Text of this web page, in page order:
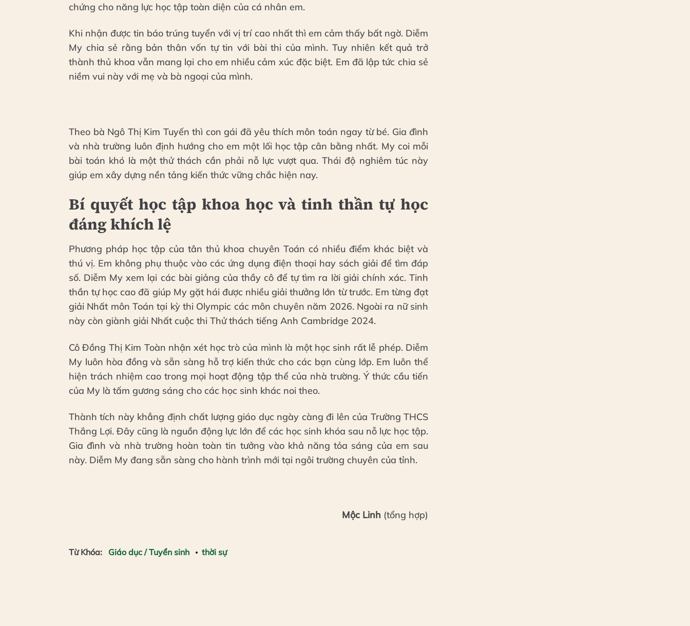
chứng cho năng lực học tập toàn diện của cá nhân em.
Khi nhận được tin báo trúng tuyển với vị trí cao nhất thì em cảm thấy bất ngờ. Diễm
My chia sẻ rằng bản thân vốn tự tin với bài thi của mình. Tuy nhiên kết quả trở
thành thủ khoa vẫn mang lại cho em nhiều cảm xúc đặc biệt. Em đã lập tức chia sẻ
niềm vui này với mẹ và bà ngoại của mình.
Theo bà Ngô Thị Kim Tuyến thì con gái đã yêu thích môn toán ngay từ bé. Gia đình
và nhà trường luôn định hướng cho em một lối học tập cân bằng nhất. My coi mỗi
bài toán khó là một thử thách cần phải nỗ lực vượt qua. Thái độ nghiêm túc này
giúp em xây dựng nền tảng kiến thức vững chắc hiện nay.
Bí quyết học tập khoa học và tinh thần tự học
đáng khích lệ
Phương pháp học tập của tân thủ khoa chuyên Toán có nhiều điểm khác biệt và
thú vị. Em không phụ thuộc vào các ứng dụng điện thoại hay sách giải để tìm đáp
số. Diễm My xem lại các bài giảng của thầy cô để tự tìm ra lời giải chính xác. Tinh
thần tự học cao đã giúp My gặt hái được nhiều giải thưởng lớn từ trước. Em từng đạt
giải Nhất môn Toán tại kỳ thi Olympic các môn chuyên năm 2026. Ngoài ra nữ sinh
này còn giành giải Nhất cuộc thi Thử thách tiếng Anh Cambridge 2024.
Cô Đồng Thị Kim Toàn nhận xét học trò của mình là một học sinh rất lễ phép. Diễm
My luôn hòa đồng và sẵn sàng hỗ trợ kiến thức cho các bạn cùng lớp. Em luôn thể
hiện trách nhiệm cao trong mọi hoạt động tập thể của nhà trường. Ý thức cầu tiến
của My là tấm gương sáng cho các học sinh khác noi theo.
Thành tích này khẳng định chất lượng giáo dục ngày càng đi lên của Trường THCS
Thắng Lợi. Đây cũng là nguồn động lực lớn để các học sinh khóa sau nỗ lực học tập.
Gia đình và nhà trường hoàn toàn tin tưởng vào khả năng tỏa sáng của em sau
này. Diễm My đang sẵn sàng cho hành trình mới tại ngôi trường chuyên của tỉnh.
Mộc Linh (tổng hợp)
Từ Khóa: Giáo dục / Tuyển sinh thời sự